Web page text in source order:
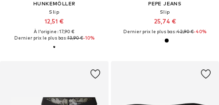
HUNKEMÖLLER
Slip
12,51 €
À l'origine : 17,90 €
Dernier prix le plus bas :13,90 €-10%
PEPE JEANS
Slip
25,74 €
Dernier prix le plus bas :42,90 €-40%